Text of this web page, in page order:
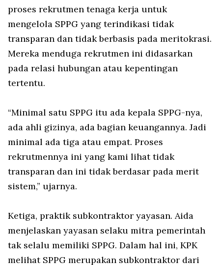
proses rekrutmen tenaga kerja untuk
mengelola SPPG yang terindikasi tidak
transparan dan tidak berbasis pada meritokrasi.
Mereka menduga rekrutmen ini didasarkan
pada relasi hubungan atau kepentingan
tertentu.
“Minimal satu SPPG itu ada kepala SPPG-nya,
ada ahli gizinya, ada bagian keuangannya. Jadi
minimal ada tiga atau empat. Proses
rekrutmennya ini yang kami lihat tidak
transparan dan ini tidak berdasar pada merit
sistem,” ujarnya.
Ketiga, praktik subkontraktor yayasan. Aida
menjelaskan yayasan selaku mitra pemerintah
tak selalu memiliki SPPG. Dalam hal ini, KPK
melihat SPPG merupakan subkontraktor dari